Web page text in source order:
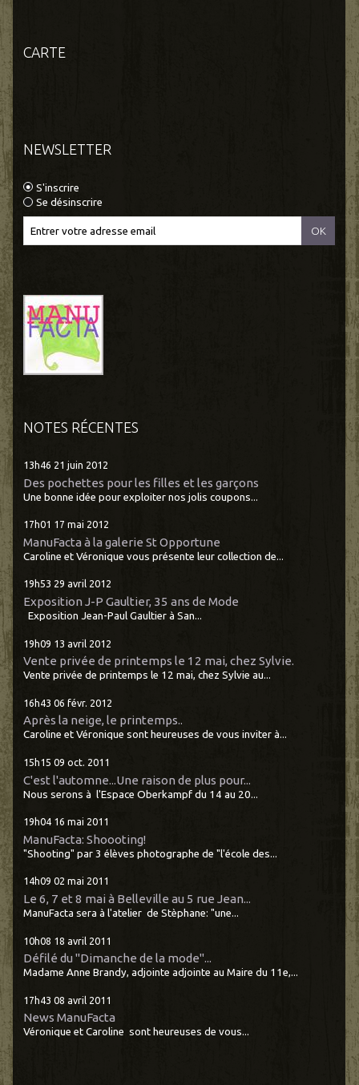
CARTE
NEWSLETTER
S'inscrire
Se désinscrire
NOTES RÉCENTES
13h46 21 juin 2012
Des pochettes pour les filles et les garçons
Une bonne idée pour exploiter nos jolis coupons...
17h01 17 mai 2012
ManuFacta à la galerie St Opportune
Caroline et Véronique vous présente leur collection de...
19h53 29 avril 2012
Exposition J-P Gaultier, 35 ans de Mode
Exposition Jean-Paul Gaultier à San...
19h09 13 avril 2012
Vente privée de printemps le 12 mai, chez Sylvie.
Vente privée de printemps le 12 mai, chez Sylvie au...
16h43 06 févr. 2012
Après la neige, le printemps..
Caroline et Véronique sont heureuses de vous inviter à...
15h15 09 oct. 2011
C'est l'automne...Une raison de plus pour...
Nous serons à l'Espace Oberkampf du 14 au 20...
19h04 16 mai 2011
ManuFacta: Shoooting!
"Shooting" par 3 élèves photographe de "l'école des...
14h09 02 mai 2011
Le 6, 7 et 8 mai à Belleville au 5 rue Jean...
ManuFacta sera à l'atelier de Stèphane: "une...
10h08 18 avril 2011
Défilé du "Dimanche de la mode"...
Madame Anne Brandy, adjointe adjointe au Maire du 11e,...
17h43 08 avril 2011
News ManuFacta
Véronique et Caroline sont heureuses de vous...